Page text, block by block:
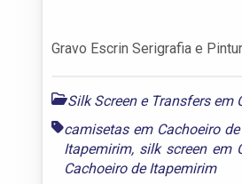
Gravo Escrin Serigrafia e
Silk Screen e Transfers em
camisetas em Cachoeiro
Itapemirim, silk screen em
Cachoeiro de Itapemirim